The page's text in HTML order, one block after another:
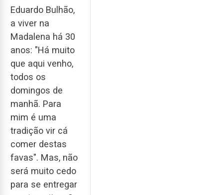
Eduardo Bulhão,
a viver na
Madalena há 30
anos: "Há muito
que aqui venho,
todos os
domingos de
manhã. Para
mim é uma
tradição vir cá
comer destas
favas". Mas, não
será muito cedo
para se entregar